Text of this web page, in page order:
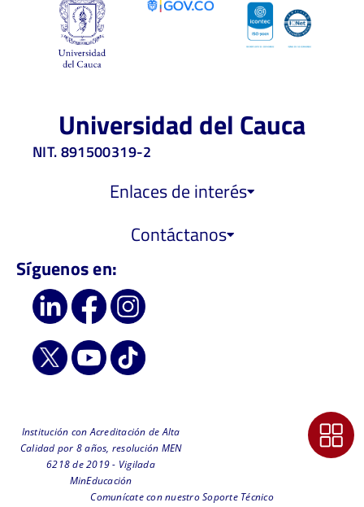
Universidad del Cauca
NIT. 891500319-2
Enlaces de interés
Contáctanos
Síguenos en:
Institución con Acreditación de Alta
Calidad por 8 años, resolución MEN
6218 de 2019 - Vigilada
MinEducación
Comunícate con nuestro Soporte Técnico